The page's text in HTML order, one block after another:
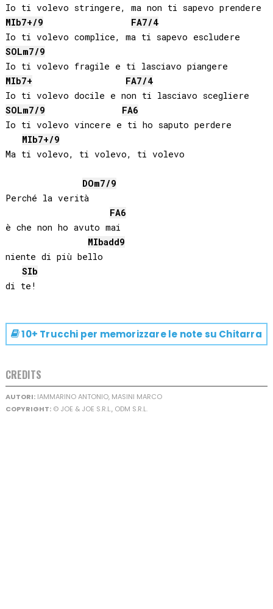
MIb7+/9 FA7/4
SOLm7/9
MIb7+ FA7/4
SOLm7/9 FA6
Io ti volevo vincere e ti ho saputo perdere
MIb7+/9
Ma ti volevo, ti volevo, ti volevo
DOm7/9
Perché la verità
FA6
è che non ho avuto mai
MIbadd9
niente di più bello
SIb
10+ Trucchi per memorizzare le note su Chitarra
CREDITS
AUTORI:IAMMARINO ANTONIO, MASINI MARCO
COPYRIGHT:© JOE & JOE S.R.L., ODM S.R.L.